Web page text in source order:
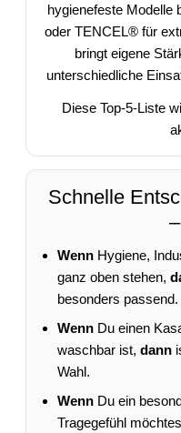
hygienefeste Modelle
oder TENCEL® für
bringt eigene
unterschiedliche
Diese Top-5-Liste
Schnelle
Wenn Hygiene,
ganz oben stehen,
besonders passend.
Wenn Du einen
waschbar ist, dann
Wahl.
Wenn Du ein
Tragegefühl